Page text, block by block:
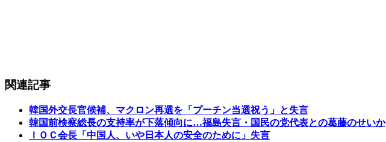
関連記事
韓国外交長官候補、マクロン再選を「プーチン当選祝う」と失言
韓国前検察総長の支持率が下落傾向に…福島失言・国民の党代表との葛藤のせいか
ＩＯＣ会長「中国人、いや日本人の安全のために」失言